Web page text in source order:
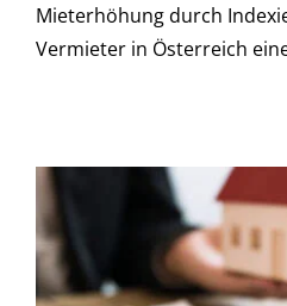
Mieterhöhung durch
Vermieter in Österreich